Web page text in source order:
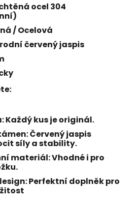
ocel 304
/ Ocelová
červený jaspis
Každý kus je originál.
Červený jaspis
síly a stability.
materiál:Vhodné i pro
Perfektní doplněk pro